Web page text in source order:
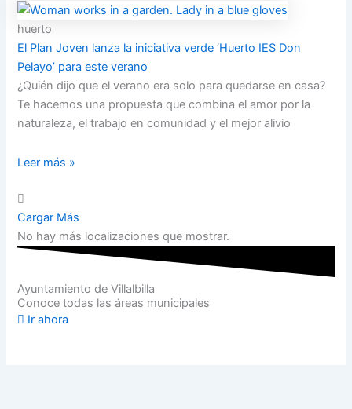
huerto
El Plan Joven lanza la iniciativa verde ‘Huerto IES Don
Pelayo’ para este verano
¿Quién dijo que el verano era solo para quedarse en casa?
Te hacemos una propuesta que combina el amor por la
naturaleza, el trabajo en comunidad y el mejor alivio
Leer más »
Cargar Más
No hay más localizaciones que mostrar.
Ayuntamiento de Villalbilla
Conoce todas las áreas municipales
Ir ahora